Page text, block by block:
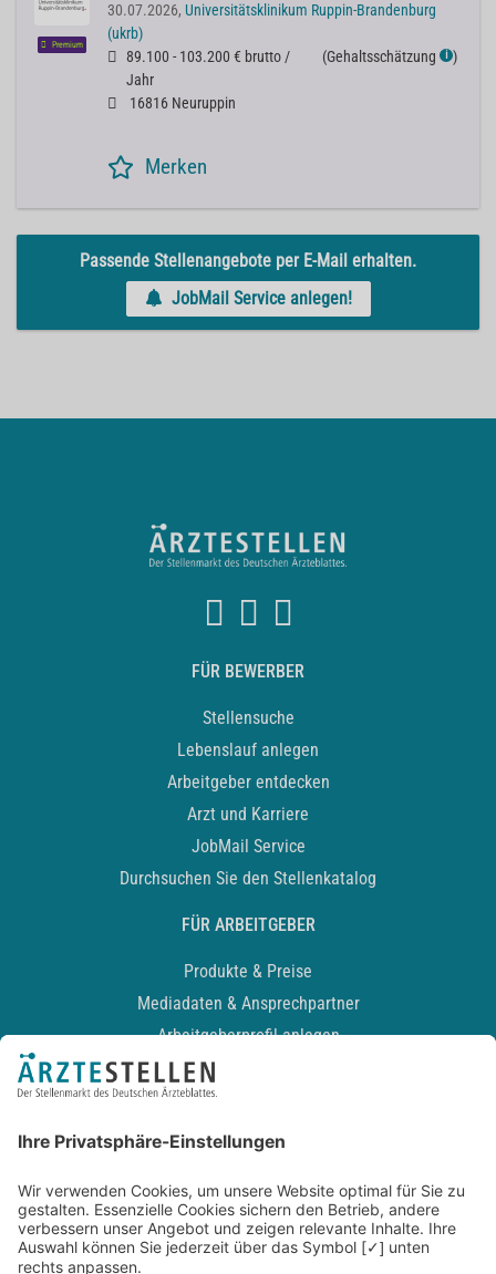
Premium
30.07.2026, Universitätsklinikum Ruppin-Brandenburg
(ukrb)
89.100 - 103.200 € brutto /
Jahr
(Gehaltsschätzung ℹ )
16816 Neuruppin
Merken
Passende Stellenangebote per E-Mail erhalten.
JobMail Service anlegen!
FÜR BEWERBER
Stellensuche
Lebenslauf anlegen
Arbeitgeber entdecken
Arzt und Karriere
JobMail Service
Durchsuchen Sie den Stellenkatalog
FÜR ARBEITGEBER
Produkte & Preise
Mediadaten & Ansprechpartner
Arbeitgeberprofil anlegen
Recruiting-Podcast
Kontakt
Datenschutz
Newsletter